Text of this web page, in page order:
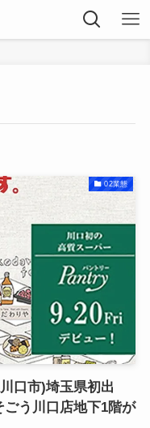
02業態
口市)埼玉県初出
ごう川口店地下1階が